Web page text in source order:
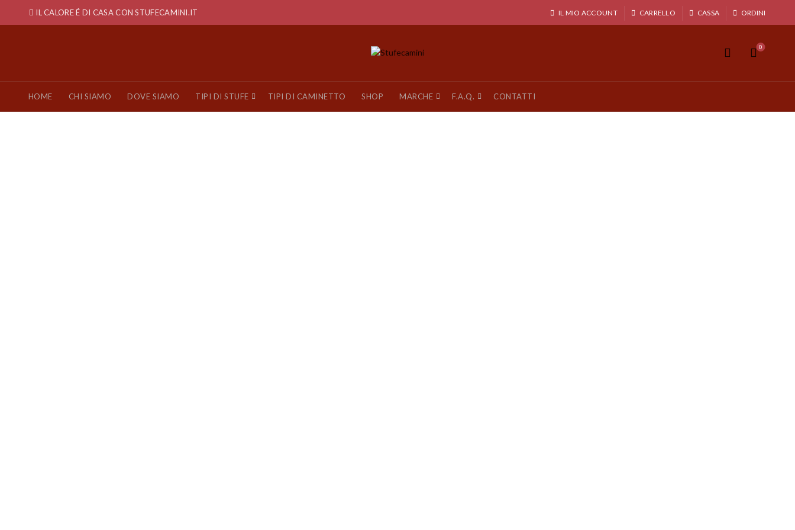
IL CALORE É DI CASA CON STUFECAMINI.IT IL MIO ACCOUNT CARRELLO CASSA ORDINI
0
HOME CHI SIAMO DOVE SIAMO TIPI DI STUFE TIPI DI CAMINETTO SHOP MARCHE F.A.Q. CONTATTI